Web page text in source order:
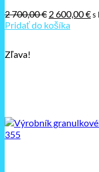
2 700,00€ Pôvodná
cena
2 600,00€s
Pridať do košíka
Zľava!